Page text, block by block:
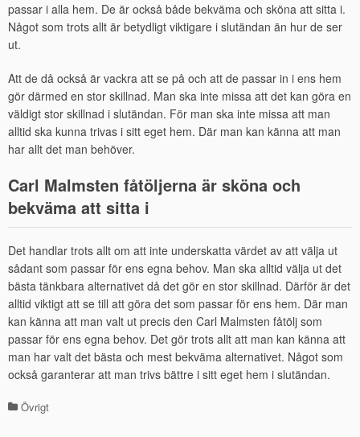
passar i alla hem. De är också både bekväma och sköna att sitta i.
Något som trots allt är betydligt viktigare i slutändan än hur de ser
ut.
Att de då också är vackra att se på och att de passar in i ens hem
gör därmed en stor skillnad. Man ska inte missa att det kan göra en
väldigt stor skillnad i slutändan. För man ska inte missa att man
alltid ska kunna trivas i sitt eget hem. Där man kan känna att man
har allt det man behöver.
Carl Malmsten fåtöljerna är sköna och
bekväma att sitta i
Det handlar trots allt om att inte underskatta värdet av att välja ut
sådant som passar för ens egna behov. Man ska alltid välja ut det
bästa tänkbara alternativet då det gör en stor skillnad. Därför är det
alltid viktigt att se till att göra det som passar för ens hem. Där man
kan känna att man valt ut precis den Carl Malmsten fåtölj som
passar för ens egna behov. Det gör trots allt att man kan känna att
man har valt det bästa och mest bekväma alternativet. Något som
också garanterar att man trivs bättre i sitt eget hem i slutändan.
Kategorier
Övrigt